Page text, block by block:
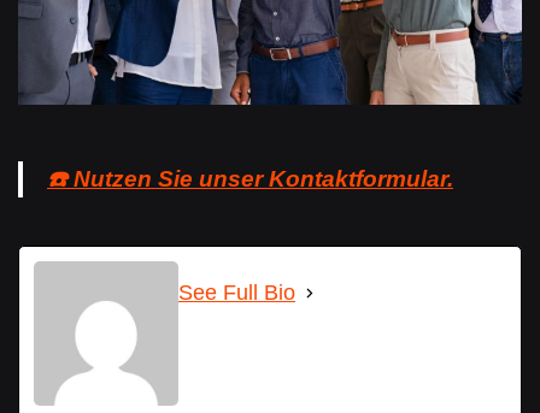
☎️ Nutzen Sie unser Kontaktformular.
See Full Bio